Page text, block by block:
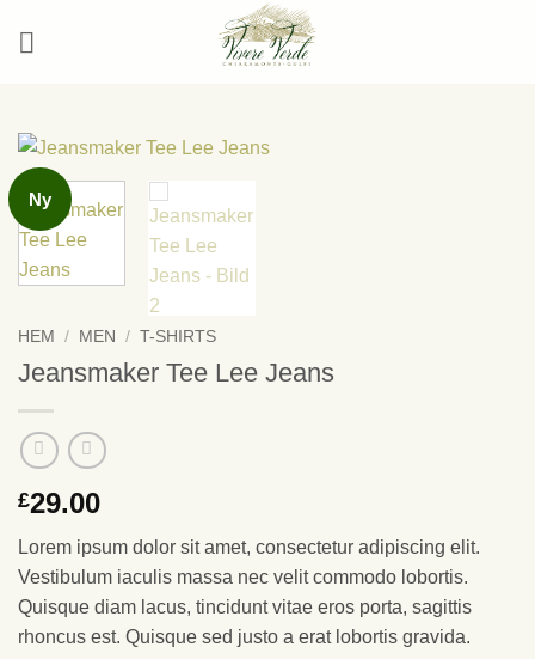
Ny
HEM / MEN / T-SHIRTS
Jeansmaker Tee Lee Jeans
£29.00
Lorem ipsum dolor sit amet, consectetur adipiscing elit.
Vestibulum iaculis massa nec velit commodo lobortis.
Quisque diam lacus, tincidunt vitae eros porta, sagittis
rhoncus est. Quisque sed justo a erat lobortis gravida.